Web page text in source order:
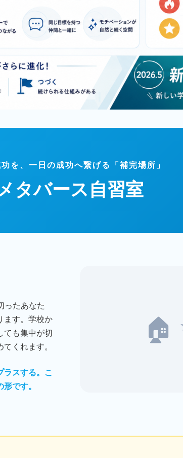
を、一日の成功へ繋げる「補完場所」
タバース自習室
ったあなた
ます。学校か
ても集中が切
くれます。
ラスする。こ
です。
🏠